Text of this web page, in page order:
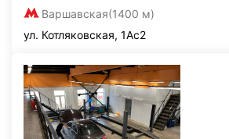
Варшавская(1400 м)
ул. Котляковская, 1Ас2